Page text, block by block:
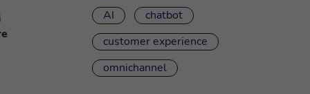
AI
chatbot
customer experience
omnichannel